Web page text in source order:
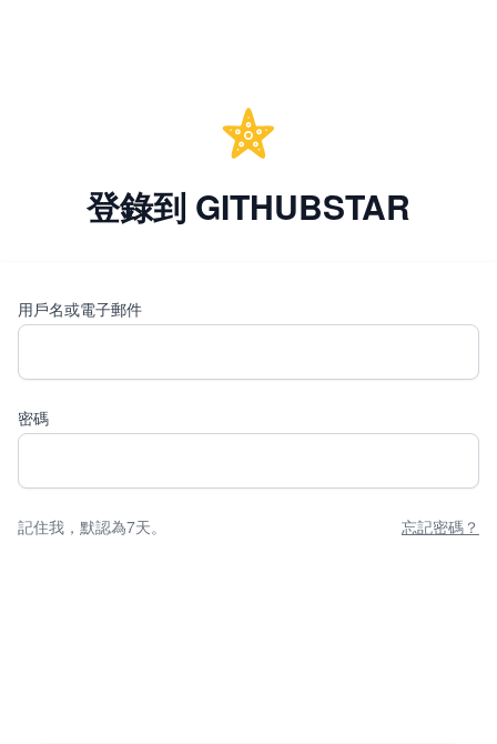
登錄到 GITHUBSTAR
用戶名或電子郵件
密碼
記住我，默認為7天。 忘記密碼？